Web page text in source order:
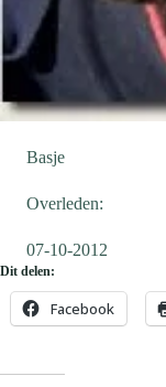
Basje
Overleden:
07-10-2012
Dit delen:
Facebook